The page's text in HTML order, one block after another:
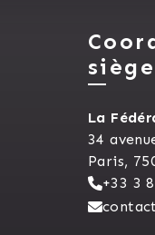
siège
La
34
Paris,
+33 3